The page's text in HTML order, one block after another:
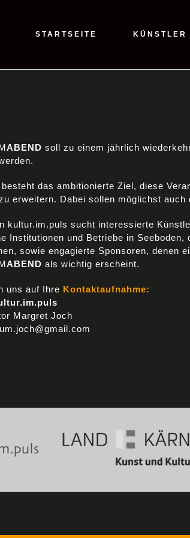
STARTSEITE KÜNSTLER
ABEND soll zu einem jährlich
das ambitionierte Ziel, diese
erweitern. Dabei sollen möglichst
kultur.im.puls sucht interessierte
Institutionen und Betriebe in
sowie engagierte Sponsoren, denen
ABEND als wichtig erscheint.
uns auf Ihre Kontaktaufnahme:
Margret Joch